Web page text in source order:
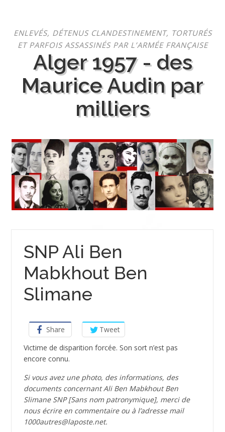
contenu
ENLEVÉS, DÉTENUS CLANDESTINEMENT, TORTURÉS
ET PARFOIS ASSASSINÉS PAR L’ARMÉE FRANÇAISE
Alger 1957 - des
Maurice Audin par
milliers
SNP Ali Ben
Mabkhout Ben
Slimane
Share
Tweet
Victime de disparition forcée. Son sort n’est pas
encore connu.
Si vous avez une photo, des informations, des
documents concernant Ali Ben Mabkhout Ben
Slimane SNP [Sans nom patronymique], merci de
nous écrire en commentaire ou à l’adresse mail
1000autres@laposte.net.